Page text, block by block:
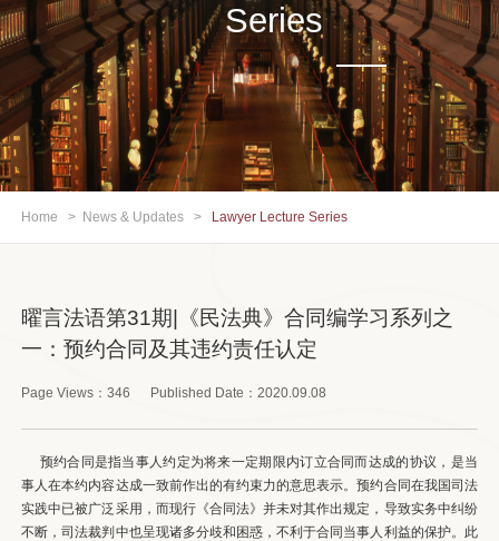
Series
Home > News & Updates > Lawyer Lecture Series
曜言法语第31期|《民法典》合同编学习系列之
一：预约合同及其违约责任认定
Page Views：346 Published Date：2020.09.08
预约合同是指当事人约定为将来一定期限内订立合同而达成的协议，是当
事人在本约内容达成一致前作出的有约束力的意思表示。预约合同在我国司法
实践中已被广泛采用，而现行《合同法》并未对其作出规定，导致实务中纠纷
不断，司法裁判中也呈现诸多分歧和困惑，不利于合同当事人利益的保护。此